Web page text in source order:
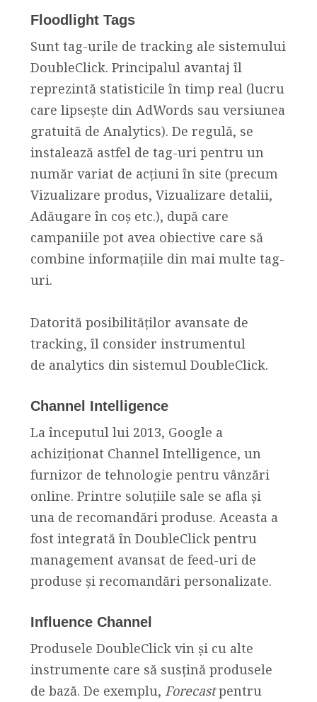
Floodlight Tags
Sunt tag-urile de tracking ale sistemului
DoubleClick. Principalul avantaj îl
reprezintă statisticile în timp real (lucru
care lipsește din AdWords sau versiunea
gratuită de Analytics). De regulă, se
instalează astfel de tag-uri pentru un
număr variat de acțiuni în site (precum
Vizualizare produs, Vizualizare detalii,
Adăugare în coș etc.), după care
campaniile pot avea obiective care să
combine informațiile din mai multe tag-
uri.
Datorită posibilităților avansate de
tracking, îl consider instrumentul
de analytics din sistemul DoubleClick.
Channel Intelligence
La începutul lui 2013, Google a
achiziționat Channel Intelligence, un
furnizor de tehnologie pentru vânzări
online. Printre soluțiile sale se afla și
una de recomandări produse. Aceasta a
fost integrată în DoubleClick pentru
management avansat de feed-uri de
produse și recomandări personalizate.
Influence Channel
Produsele DoubleClick vin și cu alte
instrumente care să susțină produsele
de bază. De exemplu, Forecastpentru